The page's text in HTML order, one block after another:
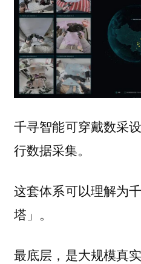
千寻智能可穿戴数采
行数据采集。
这套体系可以理解为
塔」。
最底层，是大规模真